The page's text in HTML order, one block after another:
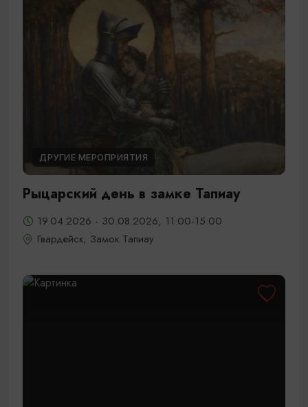
ДРУГИЕ МЕРОПРИЯТИЯ
Рыцарский день в замке Тапиау
19.04.2026 - 30.08.2026, 11:00-15:00
Гвардейск, Замок Тапиау